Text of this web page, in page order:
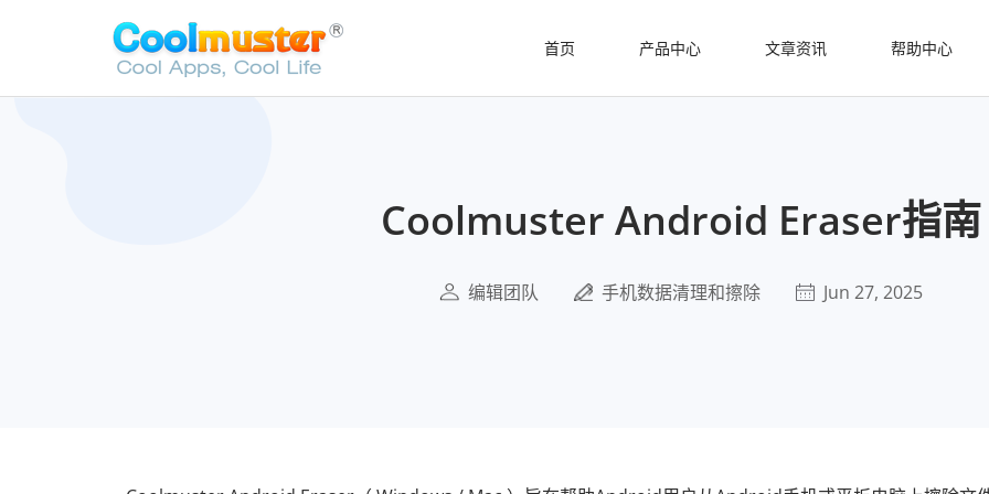
首页 产品中心 文章资讯 帮助中心
Coolmuster Android Eraser指南
编辑团队 手机数据清理和擦除 Jun 27, 2025